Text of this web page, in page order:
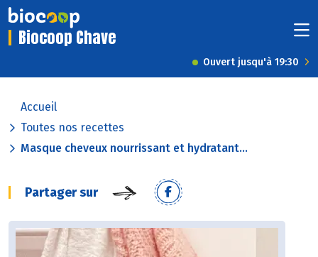
Biocoop Chave
Ouvert jusqu'à 19:30
Accueil
Toutes nos recettes
Masque cheveux nourrissant et hydratant...
Partager sur